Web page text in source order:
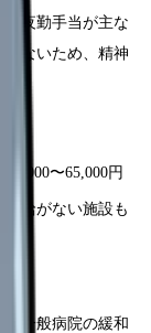
。夜勤手当が主な
少ないため、精神
〜65,000円
支給がない施設も
一般病院の緩和